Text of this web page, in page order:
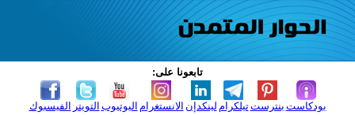
تابعونا على:
الفيسبوك التويتر اليوتيوب الانستغرام لينكدإن تيلكرامبنترست بودكاست